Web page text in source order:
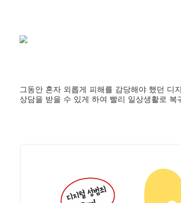
그동안 혼자 외롭게 피해를 감당해야 했던 디
상담을 받을 수 있게 하여 빨리 일상생활로 복